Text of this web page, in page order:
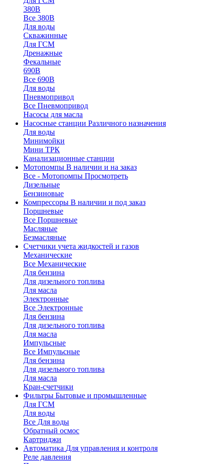
380В
Все 380В
Для воды
Скважинные
Для ГСМ
Дренажные
Фекальные
690В
Все 690В
Для воды
Пневмопривод
Все Пневмопривод
Насосы для масла
Насосные станции Различного назначения
Для воды
Минимойки
Мини ТРК
Канализационные станции
Мотопомпы В наличии и на заказ
Все - Мотопомпы Просмотреть
Дизельные
Бензиновые
Компрессоры В наличии и под заказ
Поршневые
Все Поршневые
Масляные
Безмасляные
Счетчики учета жидкостей и газов
Механические
Все Механические
Для бензина
Для дизельного топлива
Для масла
Электронные
Все Электронные
Для бензина
Для дизельного топлива
Для масла
Импульсные
Все Импульсные
Для бензина
Для дизельного топлива
Для масла
Кран-счетчики
Фильтры Бытовые и промышленные
Для ГСМ
Для воды
Все Для воды
Обратный осмос
Картриджи
Автоматика Для управления и контроля
Реле давления